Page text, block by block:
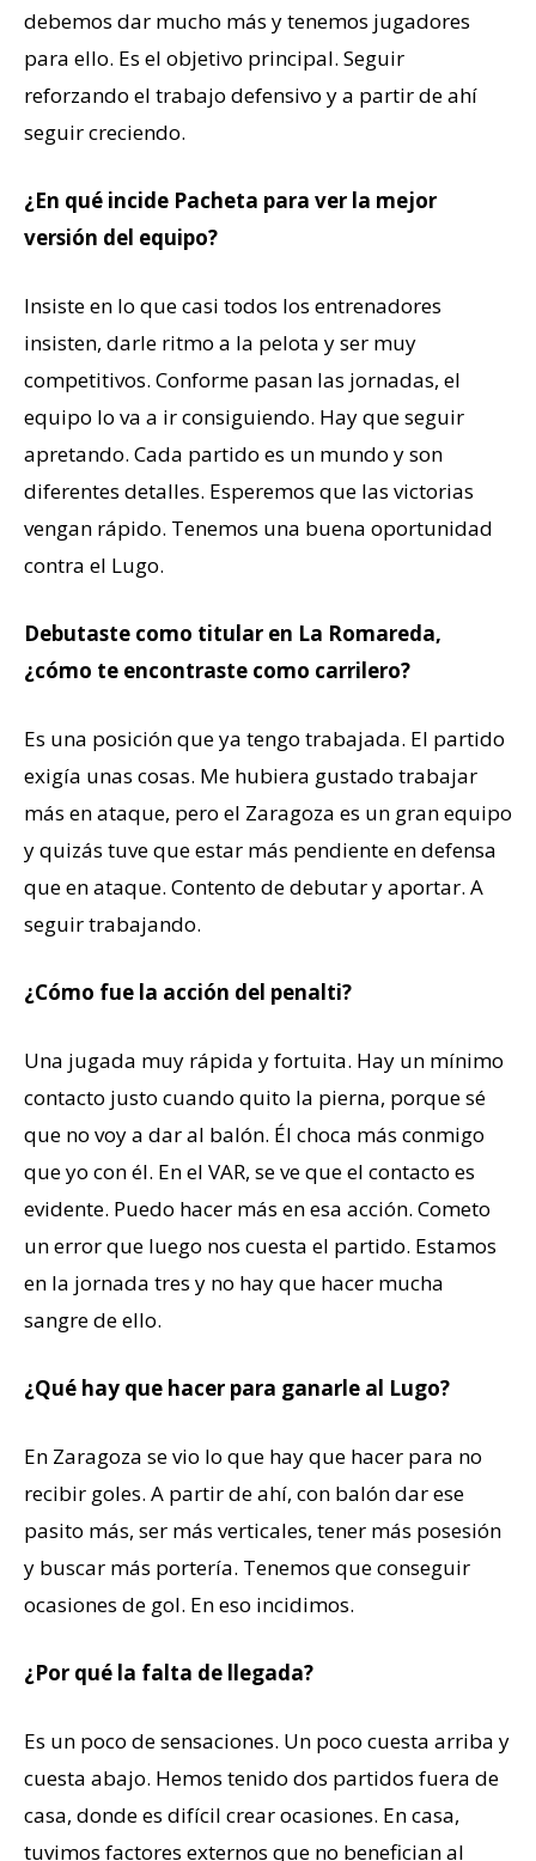
debemos dar mucho más y tenemos jugadores
para ello. Es el objetivo principal. Seguir
reforzando el trabajo defensivo y a partir de ahí
seguir creciendo.
¿En qué incide Pacheta para ver la mejor
versión del equipo?
Insiste en lo que casi todos los entrenadores
insisten, darle ritmo a la pelota y ser muy
competitivos. Conforme pasan las jornadas, el
equipo lo va a ir consiguiendo. Hay que seguir
apretando. Cada partido es un mundo y son
diferentes detalles. Esperemos que las victorias
vengan rápido. Tenemos una buena oportunidad
contra el Lugo.
Debutaste como titular en La Romareda,
¿cómo te encontraste como carrilero?
Es una posición que ya tengo trabajada. El partido
exigía unas cosas. Me hubiera gustado trabajar
más en ataque, pero el Zaragoza es un gran equipo
y quizás tuve que estar más pendiente en defensa
que en ataque. Contento de debutar y aportar. A
seguir trabajando.
¿Cómo fue la acción del penalti?
Una jugada muy rápida y fortuita. Hay un mínimo
contacto justo cuando quito la pierna, porque sé
que no voy a dar al balón. Él choca más conmigo
que yo con él. En el VAR, se ve que el contacto es
evidente. Puedo hacer más en esa acción. Cometo
un error que luego nos cuesta el partido. Estamos
en la jornada tres y no hay que hacer mucha
sangre de ello.
¿Qué hay que hacer para ganarle al Lugo?
En Zaragoza se vio lo que hay que hacer para no
recibir goles. A partir de ahí, con balón dar ese
pasito más, ser más verticales, tener más posesión
y buscar más portería. Tenemos que conseguir
ocasiones de gol. En eso incidimos.
¿Por qué la falta de llegada?
Es un poco de sensaciones. Un poco cuesta arriba y
cuesta abajo. Hemos tenido dos partidos fuera de
casa, donde es difícil crear ocasiones. En casa,
tuvimos factores externos que no benefician al